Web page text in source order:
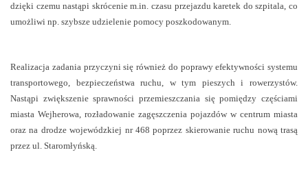
dzięki czemu nastąpi skrócenie m.in. czasu przejazdu karetek do szpitala, co
umożliwi np. szybsze udzielenie pomocy poszkodowanym.
Realizacja zadania przyczyni się również do poprawy efektywności systemu
transportowego, bezpieczeństwa ruchu, w tym pieszych i rowerzystów.
Nastąpi zwiększenie sprawności przemieszczania się pomiędzy częściami
miasta Wejherowa, rozładowanie zagęszczenia pojazdów w centrum miasta
oraz na drodze wojewódzkiej nr 468 poprzez skierowanie ruchu nową trasą
przez ul. Staromłyńską.